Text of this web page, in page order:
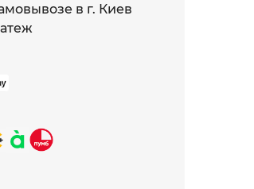
в г. Киев